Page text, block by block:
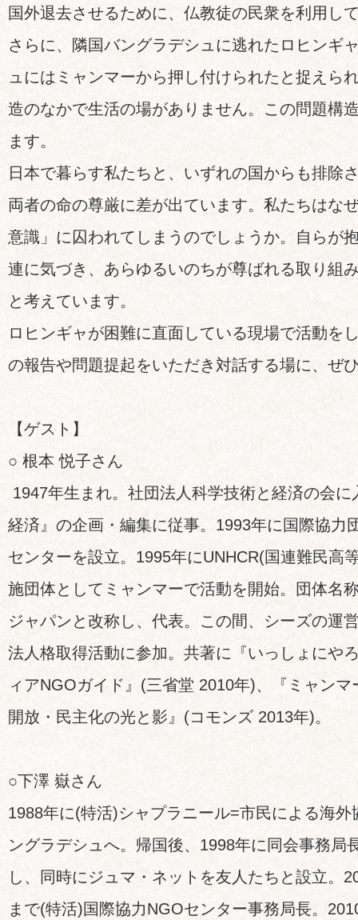
国外退去させるために、仏教徒の民衆を利用し
さらに、隣国バングラデシュに逃れたロヒンギ
ュにはミャンマーから押し付けられたと捉えら
造のなかで生活の場がありません。この問題構
ます。
日本で暮らす私たちと、いずれの国からも排除
両者の命の尊厳に差が出ています。私たちはな
意識」に囚われてしまうのでしょうか。自らが
連に気づき、あらゆるいのちが尊ばれる取り組
と考えています。
ロヒンギャが困難に直面している現場で活動を
の報告や問題提起をいただき対話する場に、ぜ
【ゲスト】
○ 根本 悦子さん
1947年生まれ。社団法人科学技術と経済の会
経済』の企画・編集に従事。1993年に国際協力
センターを設立。1995年にUNHCR(国連難民高
施団体としてミャンマーで活動を開始。団体名
ジャパンと改称し、代表。この間、シーズの運
法人格取得活動に参加。共著に『いっしょにや
ィアNGOガイド』(三省堂 2010年)、『ミャン
開放・民主化の光と影』(コモンズ 2013年)。
○下澤 嶽さん
1988年に(特活)シャプラニール=市民による海
ングラデシュへ。帰国後、1998年に同会事務局
し、同時にジュマ・ネットを友人たちと設立。
まで(特活)国際協力NGOセンター事務局長。